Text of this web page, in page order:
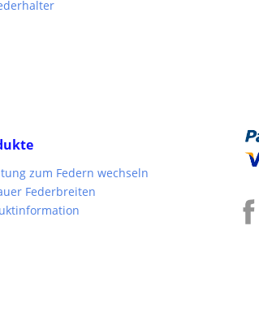
zum Federn wechseln
Federbreiten